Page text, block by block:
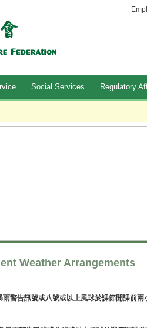
Social Services Regulatory
Weather Arrangements
雨警告訊號或八號或以上風球於課節開課前